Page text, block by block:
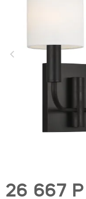
26 667 Р